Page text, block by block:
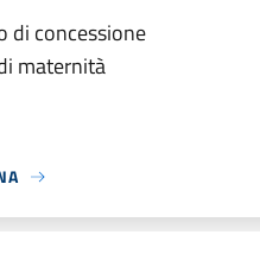
di concessione
maternità